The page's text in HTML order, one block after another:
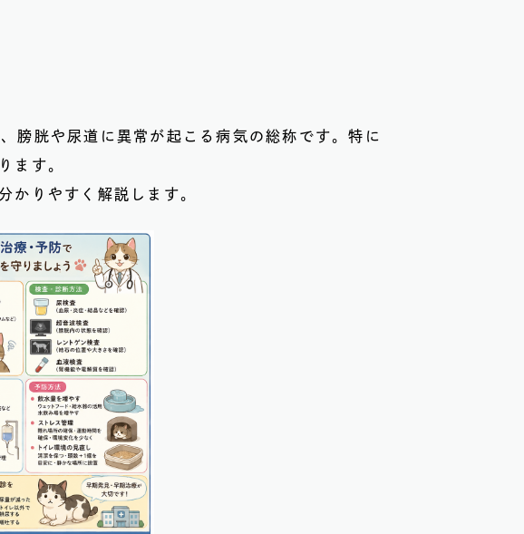
胱や尿道に異常が起こる病気の総称です。特に
ます。
かりやすく解説します。